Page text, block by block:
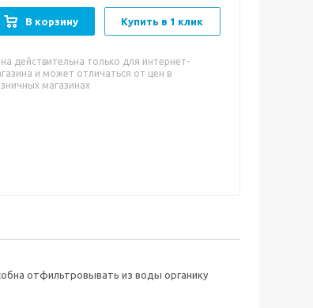
В корзину Купить в 1 клик
действительна только для интернет-
и может отличаться от цен в
магазинах
отфильтровывать из воды органику